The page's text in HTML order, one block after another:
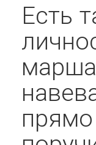
Есть